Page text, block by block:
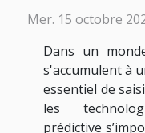
Mer. 15 octobre
Dans un
s'accumulent à
essentiel de
les
prédictive